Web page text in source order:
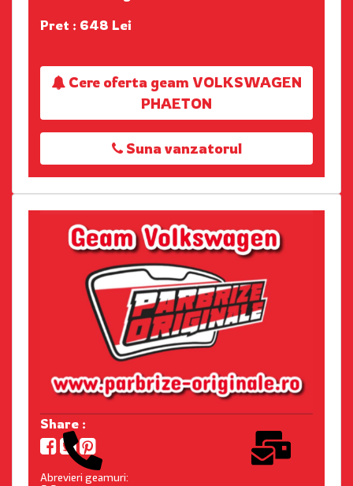
Pret : 648 Lei
Cere oferta geam VOLKSWAGEN
PHAETON
Suna vanzatorul
Share :
Abrevieri geamuri: